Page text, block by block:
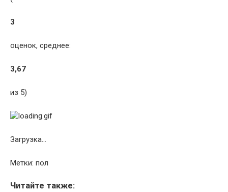
3
оценок, среднее:
3,67
из 5)
Загрузка…
Метки: пол
Читайте также: